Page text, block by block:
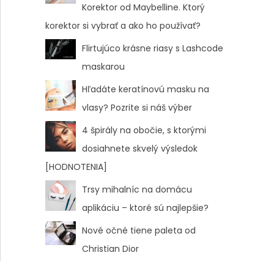
Korektor od Maybelline. Ktorý
korektor si vybrať a ako ho používať?
Flirtujúco krásne riasy s Lashcode
maskarou
Hľadáte keratínovú masku na
vlasy? Pozrite si náš výber
4 špirály na obočie, s ktorými
dosiahnete skvelý výsledok
[HODNOTENIA]
Trsy mihalníc na domácu
aplikáciu – ktoré sú najlepšie?
Nové očné tiene paleta od
Christian Dior